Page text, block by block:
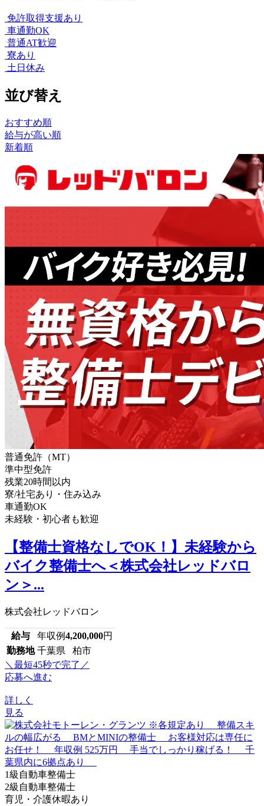
免許取得支援あり
車通勤OK
普通AT歓迎
寮あり
土日休み
並び替え
おすすめ順
給与が高い順
新着順
普通免許（MT）
準中型免許
残業20時間以内
寮/社宅あり・住み込み
車通勤OK
未経験・初心者も歓迎
【整備士資格なしでOK！】未経験から
バイク整備士へ＜株式会社レッドバロ
ン＞...
株式会社レッドバロン
給与 年収例4,200,000円
勤務地 千葉県 柏市
＼最短45秒で完了／
応募へ進む
詳しく
見る
1級自動車整備士
2級自動車整備士
育児・介護休暇あり